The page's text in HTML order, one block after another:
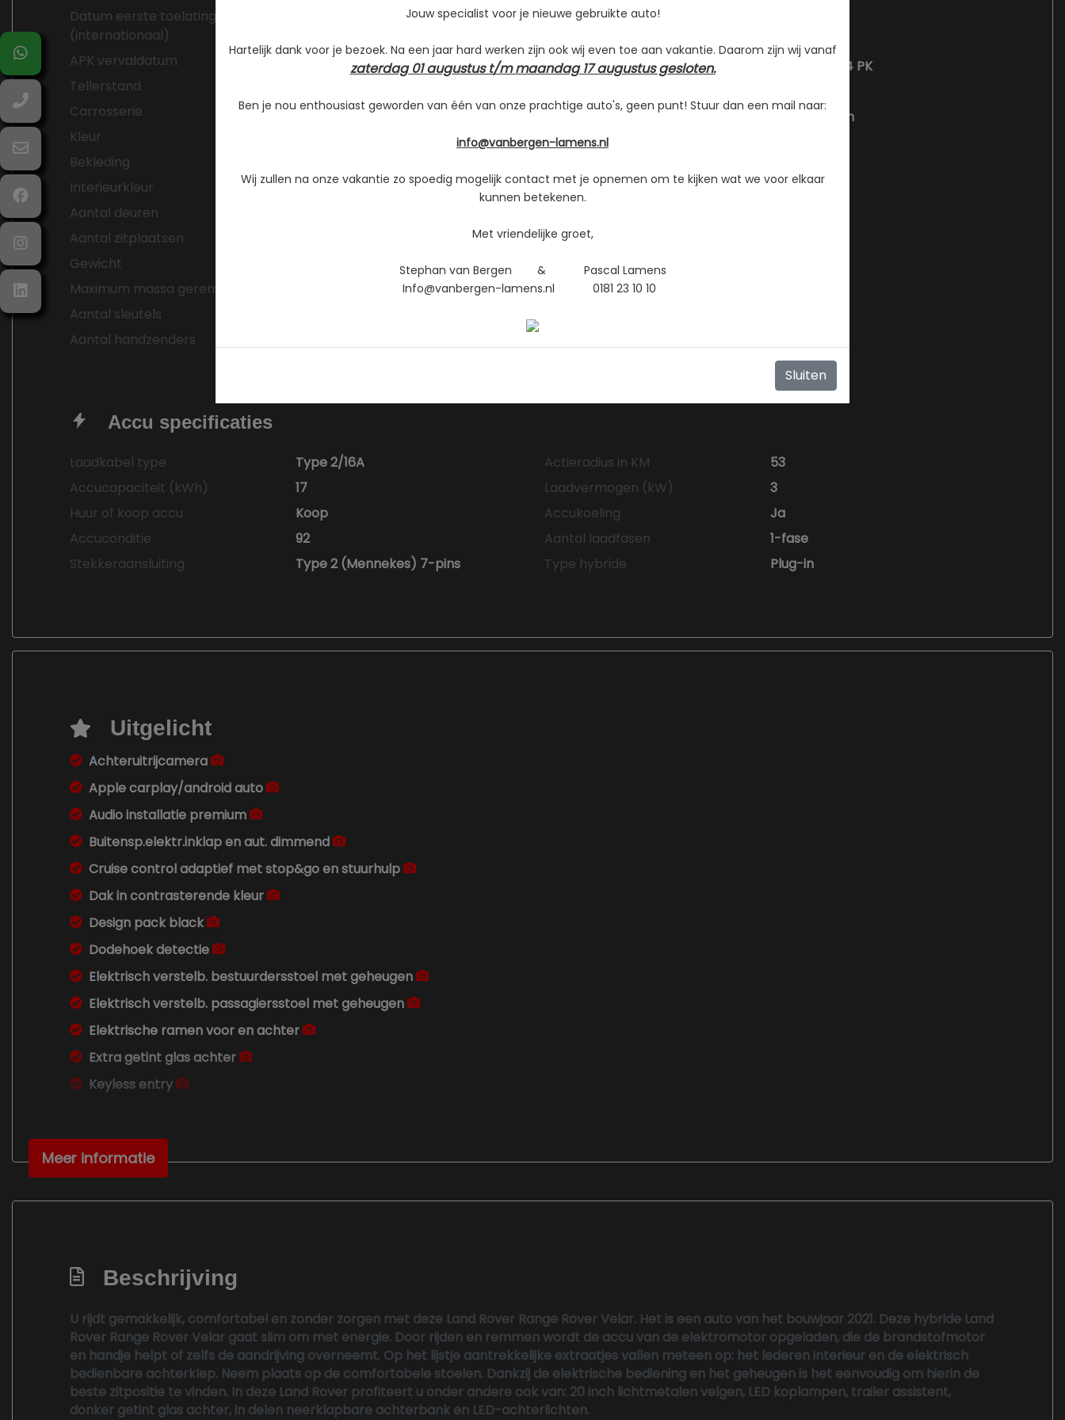
Datum eerste toelating
(internationaal)
APK vervaldatum
27-11-2026
Tellerstand
Carrosserie
SUV
Kleur
Bekleding
Interieurkleur
Zwart
Aantal deuren
Aantal zitplaatsen
Gewicht
Maximum massa geremd
Aantal sleutels
Aantal handzenders
Aantal cilinders
Cilinderinhoud
1997 cc
Vermogen
297 kW / 404 PK
Acceleratie (0-100 km/h)
5.4 seconden
Maximum aantal toeren per minuut
Gemiddeld verbruik
Accu specificaties
Laadkabel type Type 2/16A Actieradius in KM
53
Accucapaciteit (kWh)
17 Laadvermogen (kW)
3
Huur of koop accu
Koop Accukoeling
Ja
Accuconditie
92 Aantal laadfasen
1-fase
Stekkeraansluiting
Type 2 (Mennekes) 7-pins Type hybride Plug-in
Uitgelicht
Achteruitrijcamera
Apple carplay/android auto
Audio installatie premium
Buitensp.elektr.inklap en aut. dimmend
Cruise control adaptief met stop&go en stuurhulp
Dak in contrasterende kleur
Design pack black
Dodehoek detectie
Elektrisch verstelb. bestuurdersstoel met geheugen
Elektrisch verstelb. passagiersstoel met geheugen
Elektrische ramen voor en achter
Extra getint glas achter
Keyless entry
Lederen bekleding
Lichtmetalen velgen 20"
Trekhaak elektrisch bedienbaar
Voorstoelen verwarmd
Interieur
Achterbank elektrisch verstelbaar
Meer informatie
Beschrijving
U rijdt gemakkelijk, comfortabel en zonder zorgen met deze Land Rover Range Rover Velar. Het is een auto van het bouwjaar 2021. Deze hybride Land
Rover Range Rover Velar gaat slim om met energie. Door rijden en remmen wordt de accu van de elektromotor opgeladen, die de brandstofmotor
en handje helpt of zelfs de aandrijving overneemt. Op het lijstje aantrekkelijke extraatjes vallen meteen op: het lederen interieur en de elektrisch
bedienbare achterklep. Neem plaats op de comfortabele stoelen. Dankzij de elektrische bediening en het geheugen is het eenvoudig om hierin de
beste zitpositie te vinden. In deze Land Rover profiteert u onder andere ook van: 20 inch lichtmetalen velgen, LED koplampen, trailer assistent,
donker getint glas achter, in delen neerklapbare achterbank en LED-achterlichten.
Jouw specialist voor je nieuwe gebruikte auto!
Hartelijk dank voor je bezoek. Na een jaar hard werken zijn ook wij even toe aan vakantie. Daarom zijn wij vanaf
zaterdag 01 augustus t/m maandag 17 augustus gesloten.
Ben je nou enthousiast geworden van één van onze prachtige auto's, geen punt! Stuur dan een mail naar:
info@vanbergen-lamens.nl
Wij zullen na onze vakantie zo spoedig mogelijk contact met je opnemen om te kijken wat we voor elkaar
kunnen betekenen.
Met vriendelijke groet,
Stephan van Bergen & Pascal Lamens
Info@vanbergen-lamens.nl 0181 23 10 10
Sluiten